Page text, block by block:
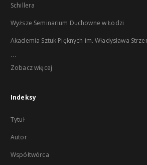
Schillera
Wyższe Seminarium Duchowne w Łodzi
Akademia Sztuk Pięknych im. Władysława
...
Zobacz więcej
Indeksy
Tytuł
Autor
Współtwórca